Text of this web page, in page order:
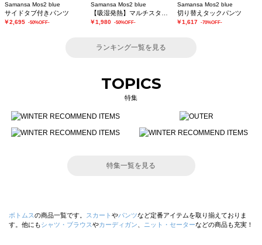
Samansa Mos2 blue
サイドタブ付きパンツ
￥2,695 -50%OFF-
Samansa Mos2 blue
￥1,980 -50%OFF-
Samansa Mos2 blue
切り替えタックパンツ
￥1,617 -70%OFF-
ランキング一覧を見る
TOPICS
特集
特集一覧を見る
ボトムスの商品一覧です。 スカート やパンツなど定番アイテムを取り揃えておりま
す。他にもシャツ・ブラウスやカーディガン ニット・セーターなどの商品も充実！